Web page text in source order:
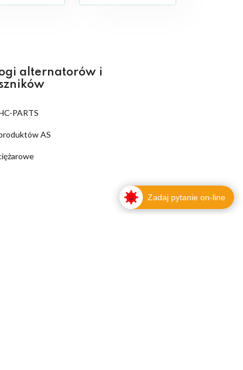
alternatorów i
PARTS
AS
Zadaj pytanie on-line